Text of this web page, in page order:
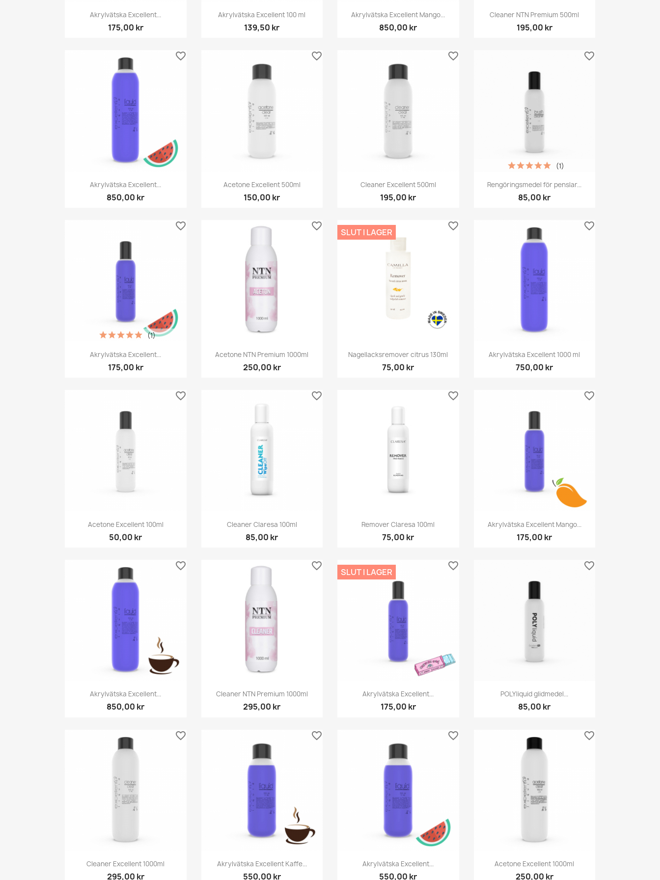
Snabbvy
Akrylvätska Excellent...
175,00 kr
Snabbvy
Akrylvätska Excellent 100 ml
139,50 kr
Snabbvy
Akrylvätska Excellent Mango...
850,00 kr
Snabbvy
Cleaner NTN Premium 500ml
195,00 kr
Snabbvy
Akrylvätska Excellent...
850,00 kr
favorite_border
Snabbvy
Acetone Excellent 500ml
150,00 kr
favorite_border
Snabbvy
Cleaner Excellent 500ml
195,00 kr
favorite_border
Snabbvy
Rengöringsmedel för penslar...
85,00 kr
(1)
favorite_border
Snabbvy
Akrylvätska Excellent...
175,00 kr
(1)
favorite_border
Snabbvy
Acetone NTN Premium 1000ml
250,00 kr
favorite_border
Snabbvy
Nagellacksremover citrus 130ml
75,00 kr
SLUT I LAGER
favorite_border
Snabbvy
Akrylvätska Excellent 1000 ml
750,00 kr
favorite_border
Snabbvy
Acetone Excellent 100ml
50,00 kr
favorite_border
Snabbvy
Cleaner Claresa 100ml
85,00 kr
favorite_border
Snabbvy
Remover Claresa 100ml
75,00 kr
favorite_border
Snabbvy
Akrylvätska Excellent Mango...
175,00 kr
favorite_border
Snabbvy
Akrylvätska Excellent...
850,00 kr
favorite_border
Snabbvy
Cleaner NTN Premium 1000ml
295,00 kr
favorite_border
Snabbvy
Akrylvätska Excellent...
175,00 kr
SLUT I LAGER
favorite_border
Snabbvy
POLYliquid glidmedel...
85,00 kr
favorite_border
Snabbvy
Cleaner Excellent 1000ml
295,00 kr
favorite_border
Snabbvy
Akrylvätska Excellent Kaffe...
550,00 kr
favorite_border
Snabbvy
Akrylvätska Excellent...
550,00 kr
favorite_border
Snabbvy
Acetone Excellent 1000ml
250,00 kr
favorite_border